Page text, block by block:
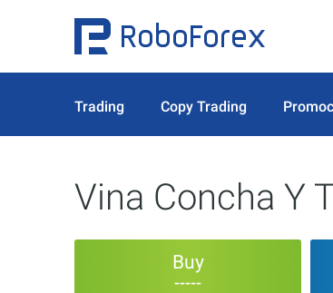
Trading Copy Trading
Vina Concha Y
Buy
-----